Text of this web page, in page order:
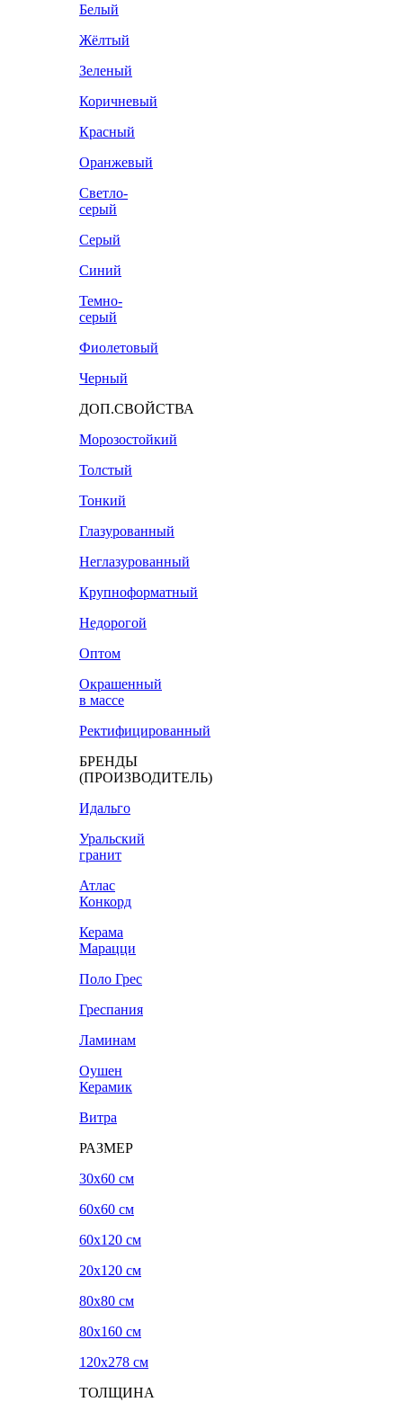
Белый
Жёлтый
Зеленый
Коричневый
Красный
Оранжевый
Светло-
серый
Серый
Синий
Темно-
серый
Фиолетовый
Черный
ДОП.СВОЙСТВА
Морозостойкий
Толстый
Тонкий
Глазурованный
Неглазурованный
Крупноформатный
Недорогой
Оптом
Окрашенный
в массе
Ректифицированный
БРЕНДЫ
(ПРОИЗВОДИТЕЛЬ)
Идальго
Уральский
гранит
Атлас
Конкорд
Керама
Марацци
Поло Грес
Греспания
Ламинам
Оушен
Керамик
Витра
РАЗМЕР
30x60 см
60x60 см
60x120 см
20х120 см
80x80 см
80x160 см
120х278 см
ТОЛЩИНА